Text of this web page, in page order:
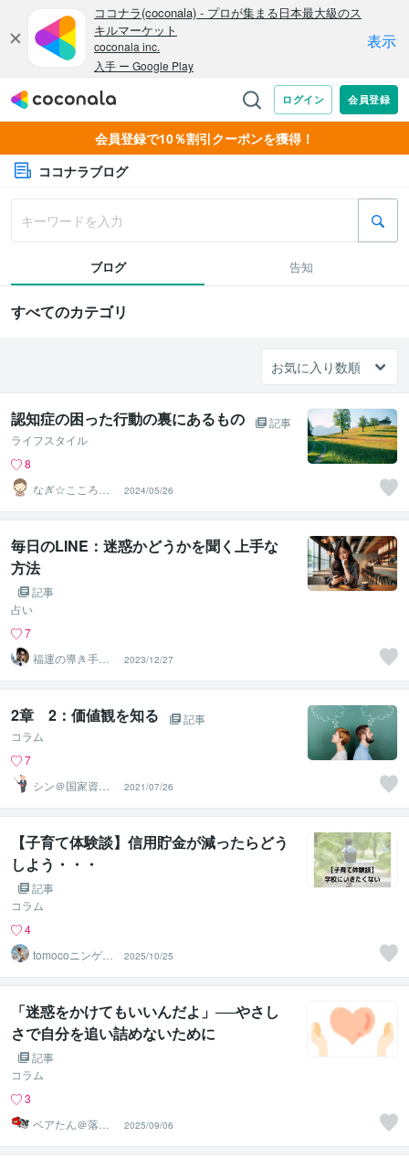
会員登録で10％割引クーポンを獲得！
ココナラブログ
ブログ 告知
すべてのカテゴリ
認知症の困った行動の裏にあるもの
記事
ライフスタイル
8
なぎ☆こころの
薬箱
2024/05/26
毎日のLINE：迷惑かどうかを聞く上手な
方法
記事
占い
7
福運の導き手✨
久遠＊QUON＊
2023/12/27
2章 2：価値観を知る
記事
コラム
7
シン＠国家資格
キャリアコンサ
ルタント
2021/07/26
【子育て体験談】信用貯金が減ったらどう
しよう・・・
記事
コラム
4
tomocoニンゲン
分析＠JLT
2025/10/25
「迷惑をかけてもいいんだよ」──やさし
さで自分を追い詰めないために
記事
コラム
3
ベアたん＠落書
きイラストレー
ター
2025/09/06